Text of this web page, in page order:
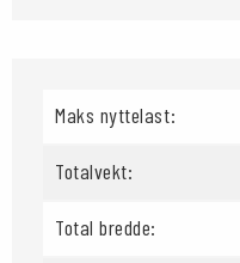
Maks nyttelast:
Totalvekt:
Total bredde: